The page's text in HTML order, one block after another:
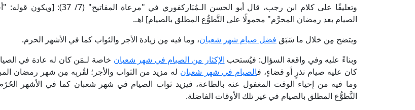
وتعليقًا على كلام ابن رجب، قال أبو الحسن الـمُبَاركفوري في "مرعاة المفاتيح"
الصيام بعد رمضان المحرَّم" محمولًا على التَّطوُّع المطلق بالصيام] اهـ.
ويتضح مِن خلال ما سَبَق فضل صيام شهر شعبان، وما فيه مِن زيادة الأجر والثواب كما في الأشهر الحرم.
وبناءً عليه وفي واقعة السؤال: فيُستحب الإكثار من الصيام في شهر شعبان خاصة لـمَن كان له عادة في
كان عليه صيام نذرٍ أو قضاءٍ، فالصيام في شهر شعبان له مزيد من الثواب والأجر؛ لقُربِه مِن شهر رمضان
وما فيه من إحياء الوقت المغفول عنه بالطاعة، فيزيد ثواب الصيام في شهر شعبان كما في الأشهر
التَّطوُّع المطلق بالصيام في غير تلك الأوقات الفاضلة.